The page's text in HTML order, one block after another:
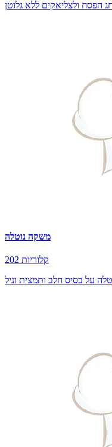
הפסח ולצליאקים ללא גלוטן
משקה נוטלה
202 קלוריות
על בסיס חלב ותמצית וניל